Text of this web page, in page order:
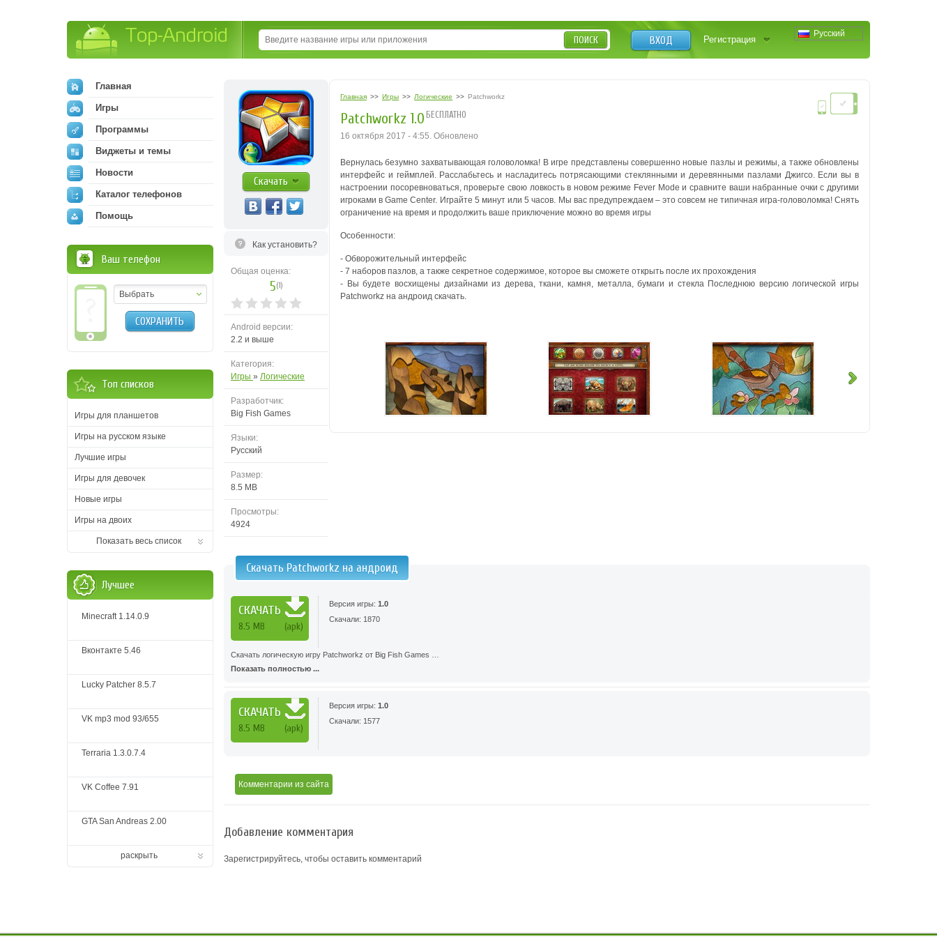
Русский
ВХОД Регистрация
ПОИСК
Скачать
Как установить?
Общая оценка:
5(1)
Android версии:
2.2 и выше
Категория:
Игры » Логические
Разработчик:
Big Fish Games
Языки:
Русский
Размер:
8.5 MB
Просмотры:
4924
Главная >> Игры >> Логические >> Patchworkz
Patchworkz 1.0 БЕСПЛАТНО
16 октября 2017 - 4:55. Обновлено
Вернулась безумно захватывающая головоломка! В игре представлены совершенно новые пазлы и режимы, а также обновлены
интерфейс и геймплей. Расслабьтесь и насладитесь потрясающими стеклянными и деревянными пазлами Джигсо. Если вы в
настроении посоревноваться, проверьте свою ловкость в новом режиме Fever Mode и сравните ваши набранные очки с другими
игроками в Game Center. Играйте 5 минут или 5 часов. Мы вас предупреждаем – это совсем не типичная игра-головоломка! Снять
ограничение на время и продолжить ваше приключение можно во время игры
Особенности:
- Обворожительный интерфейс
- 7 наборов пазлов, а также секретное содержимое, которое вы сможете открыть после их прохождения
- Вы будете восхищены дизайнами из дерева, ткани, камня, металла, бумаги и стекла Последнюю версию логической игры
Patchworkz на андроид скачать.
Скачать Patchworkz на андроид
СКАЧАТЬ
8.5 MB (apk)
Версия игры: 1.0
Скачали: 1870
Скачать логическую игру Patchworkz от Big Fish Games …
Показать полностью ...
СКАЧАТЬ
8.5 MB (apk)
Версия игры: 1.0
Скачали: 1577
Комментарии из сайта
Добавление комментария
Зарегистрируйтесь, чтобы оставить комментарий
Главная
Игры
Программы
Виджеты и темы
Новости
Каталог телефонов
Помощь
Ваш телефон
Выбрать
СОХРАНИТЬ
Топ списков
Игры для планшетов
Игры на русском языке
Лучшие игры
Игры для девочек
Новые игры
Игры на двоих
Показать весь список
Лучшее
Minecraft 1.14.0.9
Вконтакте 5.46
Lucky Patcher 8.5.7
VK mp3 mod 93/655
Terraria 1.3.0.7.4
VK Coffee 7.91
GTA San Andreas 2.00
раскрыть